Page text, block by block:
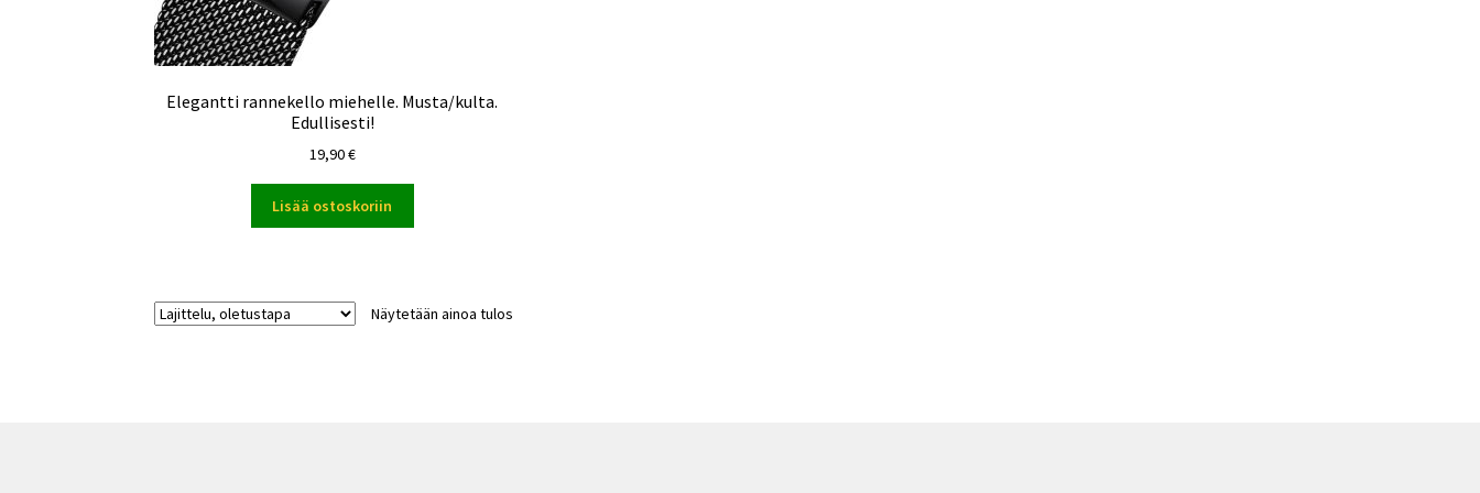
Elegantti rannekello miehelle. Musta/kulta.
Edullisesti!
19,90€
Lisää ostoskoriin
Näytetään ainoa tulos